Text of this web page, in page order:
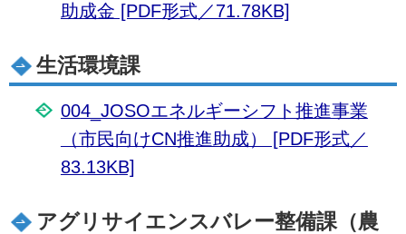
助成金 [PDF形式／71.78KB]
生活環境課
004_JOSOエネルギーシフト推進事業
（市⺠向けCN推進助成） [PDF形式／
83.13KB]
アグリサイエンスバレー整備課（農